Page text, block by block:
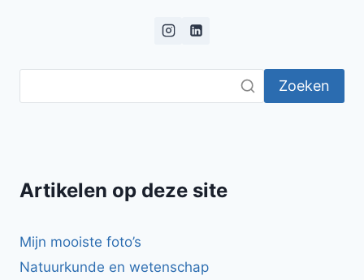
Zoeken
Artikelen op deze site
Mijn mooiste foto’s
Natuurkunde en wetenschap